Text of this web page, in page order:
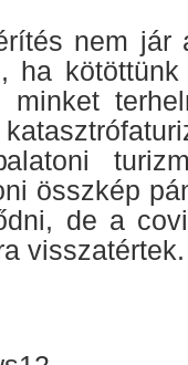
nem
ha
összkép
de a
visszatértek.